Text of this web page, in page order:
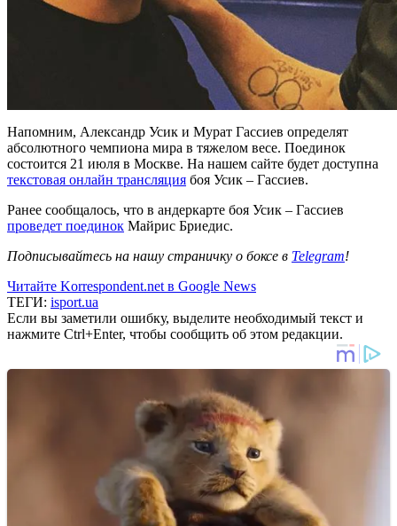
Напомним, Александр Усик и Мурат Гассиев определят
абсолютного чемпиона мира в тяжелом весе. Поединок
состоится 21 июля в Москве. На нашем сайте будет доступна
текстовая онлайн трансляция боя Усик – Гассиев.
Ранее сообщалось, что в андеркарте боя Усик – Гассиев
проведет поединок Майрис Бриедис.
Подписывайтесь на нашу страничку о боксе в Telegram!
Читайте Korrespondent.net в Google News
ТЕГИ: isport.ua
Если вы заметили ошибку, выделите необходимый текст и
нажмите Ctrl+Enter, чтобы сообщить об этом редакции.